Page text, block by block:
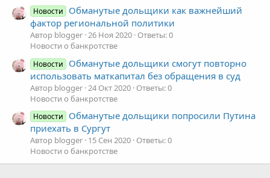
Новости
Обманутые дольщики как важнейший
фактор региональной политики
Автор blogger 26 Ноя 2020 Ответы: 0
Новости о банкротстве
Новости
Обманутые дольщики смогут повторно
использовать маткапитал без обращения в суд
Автор blogger 24 Окт 2020 Ответы: 0
Новости о банкротстве
Новости
Обманутые дольщики попросили Путина
приехать в Сургут
Автор blogger 15 Сен 2020 Ответы: 0
Новости о банкротстве